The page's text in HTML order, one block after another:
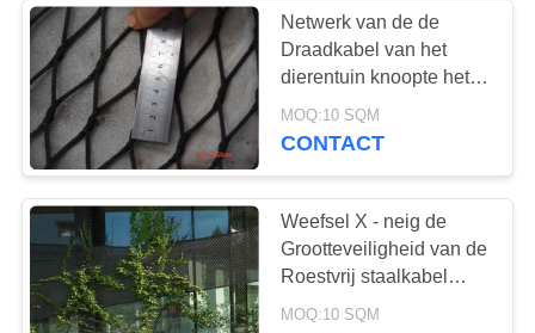
architecturaal
draadnetwerk
Netwerk van de de
Draadkabel van het
dierentuin knoopte het
Zwarte Oxyde 1.23.2mm
Kabel Dia voor Tijger
MOQ:10 SQM
CONTACT
Weefsel X - neig de
Grootteveiligheid van de
Roestvrij staalkabel
Netwerk het Aangepaste
MOQ:10 SQM